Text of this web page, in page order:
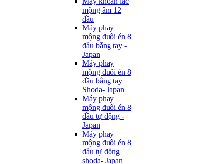
mộng âm 12
đầu
Máy phay
mộng đuôi én 8
đầu bằng tay -
Japan
Máy phay
mộng đuôi én 8
đầu bằng tay
Shoda- Japan
Máy phay
mộng đuôi én 8
đầu tự động -
Japan
Máy phay
mộng đuôi én 8
đầu tự động
shoda- Japan